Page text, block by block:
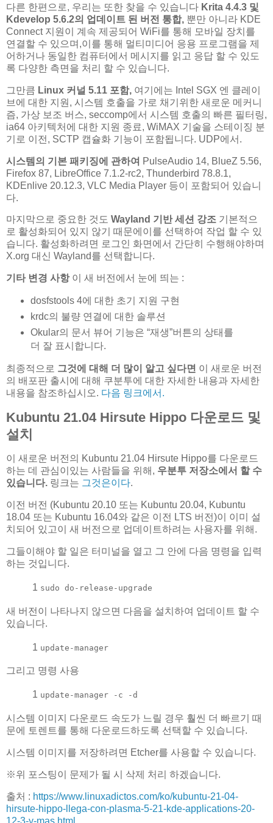
다른 한편으로, 우리는 또한 찾을 수 있습니다 Krita 4.4.3 및
Kdevelop 5.6.2의 업데이트 된 버전 통합, 뿐만 아니라 KDE
Connect 지원이 계속 제공되어 WiFi를 통해 모바일 장치를
연결할 수 있으며,이를 통해 멀티미디어 응용 프로그램을 제
어하거나 동일한 컴퓨터에서 메시지를 읽고 응답 할 수 있도
록 다양한 측면을 처리 할 수 ​​있습니다.
그만큼 Linux 커널 5.11 포함, 여기에는 Intel SGX 엔 클레이
브에 대한 지원, 시스템 호출을 가로 채기위한 새로운 메커니
즘, 가상 보조 버스, seccomp에서 시스템 호출의 빠른 필터링,
ia64 아키텍처에 대한 지원 종료, WiMAX 기술을 스테이징 분
기로 이전, SCTP 캡슐화 기능이 포함됩니다. UDP에서.
시스템의 기본 패키징에 관하여 PulseAudio 14, BlueZ 5.56,
Firefox 87, LibreOffice 7.1.2-rc2, Thunderbird 78.8.1,
KDEnlive 20.12.3, VLC Media Player 등이 포함되어 있습니
다.
마지막으로 중요한 것도 Wayland 기반 세션 강조 기본적으
로 활성화되어 있지 않기 때문에이를 선택하여 작업 할 수 있
습니다. 활성화하려면 로그인 화면에서 간단히 수행해야하며
X.org 대신 Wayland를 선택합니다.
기타 변경 사항이 새 버전에서 눈에 띄는 :
dosfstools 4에 대한 초기 지원 구현
krdc의 불량 연결에 대한 솔루션
Okular의 문서 뷰어 기능은 “재생”버튼의 상태를
더 잘 표시합니다.
최종적으로 그것에 대해 더 많이 알고 싶다면 이 새로운 버전
의 배포판 출시에 대해 쿠분투에 대한 자세한 내용과 자세한
내용을 참조하십시오. 다음 링크에서.
Kubuntu 21.04 Hirsute Hippo 다운로드 및
설치
이 새로운 버전의 Kubuntu 21.04 Hirsute Hippo를 다운로드
하는 데 관심이있는 사람들을 위해, 우분투 저장소에서 할 수
있습니다. 링크는 그것은이다.
이전 버전 (Kubuntu 20.10 또는 Kubuntu 20.04, Kubuntu
18.04 또는 Kubuntu 16.04와 같은 이전 LTS 버전)이 이미 설
치되어 있고이 새 버전으로 업데이트하려는 사용자를 위해.
그들이해야 할 일은 터미널을 열고 그 안에 다음 명령을 입력
하는 것입니다.
1 sudo do-release-upgrade
새 버전이 나타나지 않으면 다음을 설치하여 업데이트 할 수
있습니다.
1 update-manager
그리고 명령 사용
1 update-manager -c -d
시스템 이미지 다운로드 속도가 느릴 경우 훨씬 더 빠르기 때
문에 토렌트를 통해 다운로드하도록 선택할 수 있습니다.
시스템 이미지를 저장하려면 Etcher를 사용할 수 있습니다.
※위 포스팅이 문제가 될 시 삭제 처리 하겠습니다.
출처 : https://www.linuxadictos.com/ko/kubuntu-21-04-
hirsute-hippo-llega-con-plasma-5-21-kde-applications-20-
12-3-y-mas.html